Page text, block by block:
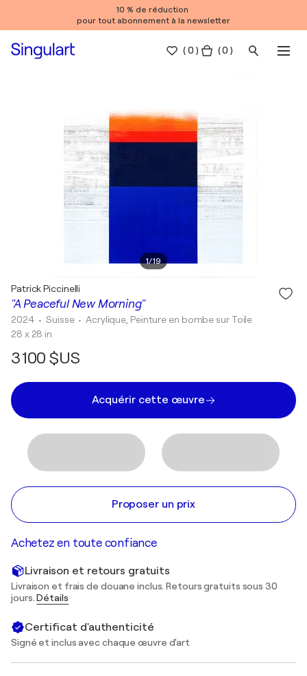
10 % de réduction
pour tout abonnement à la newsletter
(0 ) ( 0 )
1/19
"A Peaceful New Morning"
Patrick Piccinelli
2024 • Suisse •Acrylique, Peinture en bombe sur Toile
28 x 28 in
3 100 $US
Acquérir cette œuvre
Proposer un prix
Achetez en toute confiance
Livraison et retours gratuits
Livraison et frais de douane inclus. Retours gratuits sous 30
jours.Détails
Certificat d'authenticité
Signé et inclus avec chaque œuvre d'art